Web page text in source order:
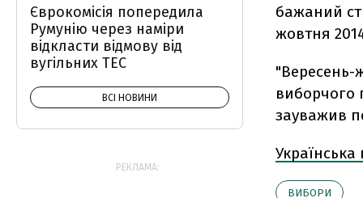
бажаний
жовтня
"Вересень-
виборчого
зауважив
ВИБОРИ
Єврокомісія попередила
Румунію через наміри
відкласти відмову від
вугільних ТЕС
ВСІ НОВИНИ
РЕКЛАМА: